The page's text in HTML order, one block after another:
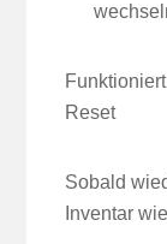
Reset
Sobald
Inventar